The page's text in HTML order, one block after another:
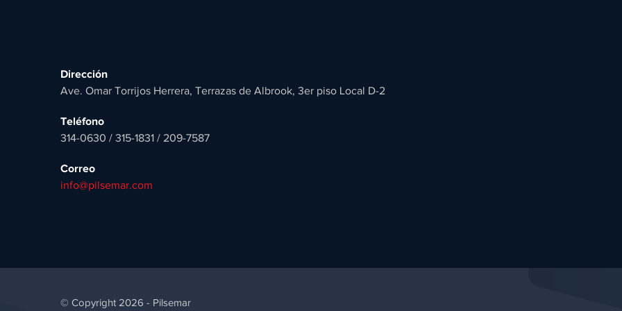
Dirección
Ave. Omar Torrijos Herrera, Terrazas de Albrook, 3er piso Local D-2
Teléfono
314-0630 / 315-1831 / 209-7587
Correo
info@pilsemar.com
© Copyright 2026 - Pilsemar